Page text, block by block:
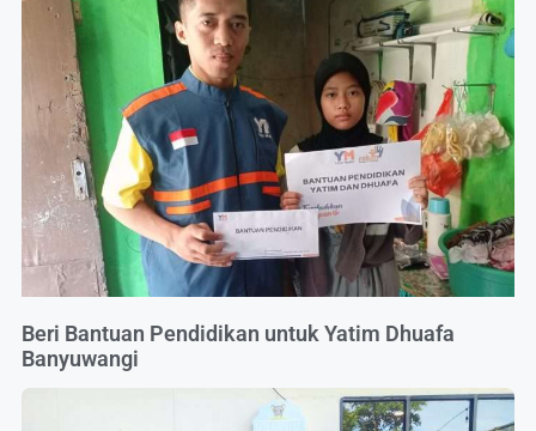
Beri Bantuan Pendidikan untuk Yatim Dhuafa
Banyuwangi